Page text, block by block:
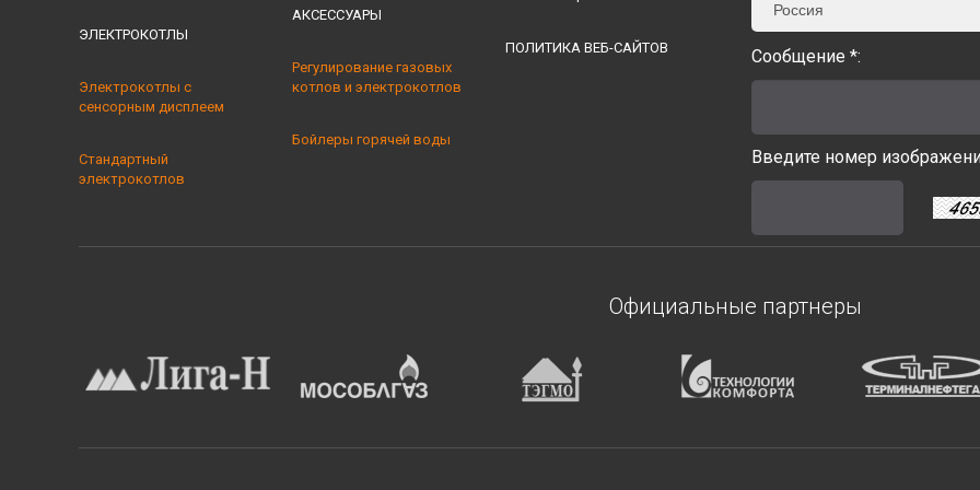
ЭЛЕКТРОКОТЛЫ
Электрокотлы с
сенсорным дисплеем
Стандартный
электрокотлов
АКСЕССУАРЫ
Регулирование газовых
котлов и электрокотлов
Бойлеры горячей воды
ПОЛИТИКА ВЕБ-САЙТОВ
Россия
Сообщение *:
Введите номер
Официальные партнеры